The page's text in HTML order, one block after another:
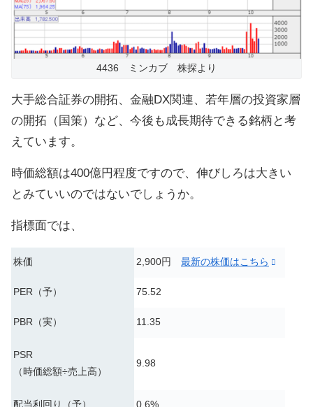
4436 ミンカブ 株探より
大手総合証券の開拓、金融DX関連、若年層の投資家層
の開拓（国策）など、今後も成長期待できる銘柄と考
えています。
時価総額は400億円程度ですので、伸びしろは大きい
とみていいのではないでしょうか。
指標面では、
株価 2,900円 最新の株価はこちら
PER（予） 75.52
PBR（実） 11.35
PSR
（時価総額÷売上高）
9.98
配当利回り（予） 0.6%